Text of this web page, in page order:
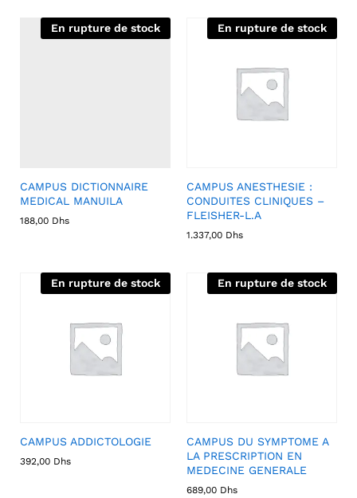
En rupture de stock
CAMPUS DICTIONNAIRE
MEDICAL MANUILA
188,00 Dhs
En rupture de stock
CAMPUS ANESTHESIE :
CONDUITES CLINIQUES –
FLEISHER-L.A
1.337,00 Dhs
En rupture de stock
CAMPUS ADDICTOLOGIE
392,00 Dhs
En rupture de stock
CAMPUS DU SYMPTOME A
LA PRESCRIPTION EN
MEDECINE GENERALE
689,00 Dhs